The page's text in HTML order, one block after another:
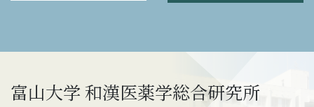
富山大学 和漢医薬学総合研究所